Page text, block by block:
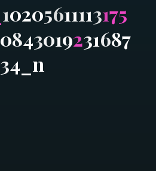
10205611113175
0843019231687
34 n